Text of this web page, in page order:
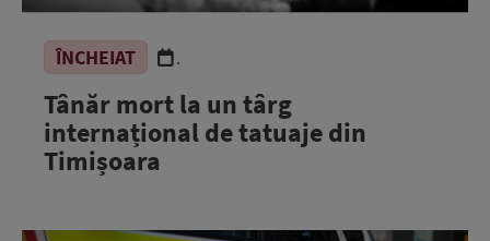
ÎNCHEIAT .
Tânăr mort la un târg
internațional de tatuaje din
Timișoara